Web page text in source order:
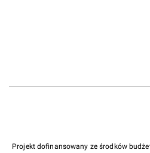
Projekt dofinansowany ze środków